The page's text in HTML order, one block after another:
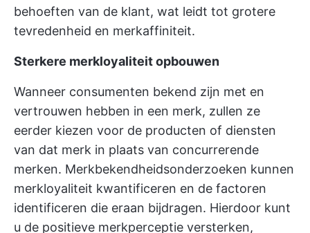
behoeften van de klant, wat leidt tot grotere
tevredenheid en merkaffiniteit.
Sterkere merkloyaliteit opbouwen
Wanneer consumenten bekend zijn met en
vertrouwen hebben in een merk, zullen ze
eerder kiezen voor de producten of diensten
van dat merk in plaats van concurrerende
merken. Merkbekendheidsonderzoeken kunnen
merkloyaliteit kwantificeren en de factoren
identificeren die eraan bijdragen. Hierdoor kunt
u de positieve merkperceptie versterken,